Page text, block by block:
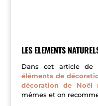
LES ELEMENTS
Dans cet article de
éléments de
décoration de Noël
mêmes et on